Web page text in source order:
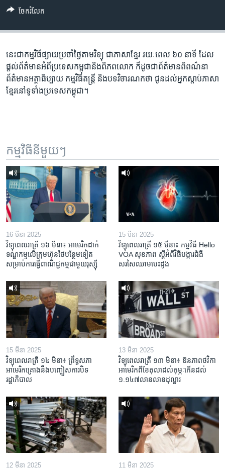
ចូល​
ស្វែង​
បណ្តាញ​សង្គម
ភាសា
ចែករំលែក
នេះ​ជា​កម្ម​វិធី​ផ្សាយ​ប្រចាំ​ថ្ងៃ​តាម​វិទ្យុ ​ជាភាសា​ខ្មែរ​ រយៈ​ពេល​ ៦០​ នាទី ដែល​
ផ្តល់​ព័ត៌មាន​អំពី​ប្រទេស​កម្ពុជា​និង​ពិភព​លោក ​ក៏ដូច​ជា​ព័ត៌មាន​ពិពណ៌នា
ព័ត៌មាន​អត្ថាធិប្បាយ​ កម្ម​វិធី​តន្ត្រី ​និង​បទ​វិចារណកថា​ ជូន​ដល់​អ្នក​ស្តាប់​ភាសា​
ខ្មែរ​នៅ​ទូទាំង​ប្រទេស​កម្ពុជា។
កម្មវិធី​នីមួយៗ
16 មីនា 2025
វិទ្យុពេលរាត្រី ១៦ មីនា៖ អាមេរិក​ដាក់​
ទណ្ឌកម្ម​លើ​ក្រុមហ៊ុន​ថៃ​បន្ថែម​ទៀត​
សម្រាប់​ការ​ធ្វើ​ពាណិជ្ជកម្ម​ជាមួយ​រុស្ស៊ី
15 មីនា 2025
វិទ្យុពេលរាត្រី ១៥ មីនា៖ កម្មវិធី ​Hello
VOA សុខភាព ស្ដី​អំពី​វិធី​បង្ការ​ជំងឺ​
សរសៃ​ឈាម​បេះដូង
15 មីនា 2025
វិទ្យុពេលរាត្រី ១៤ មីនា៖ ព្រឹទ្ធសភា
អាមេរិកគ្រោងនឹងបញ្ចៀសការបិទ
រដ្ឋាភិបាល
13 មីនា 2025
វិទ្យុពេលរាត្រី ១៣ មីនា៖ ឱនភាព​ថវិកា​
អាមេរិក​ពី​ខែ​តុលា​ដល់​កុម្ភៈ​កើន​ដល់​
១.១៤៧​លានលាន​ដុល្លារ
12 មីនា 2025 11 មីនា 2025